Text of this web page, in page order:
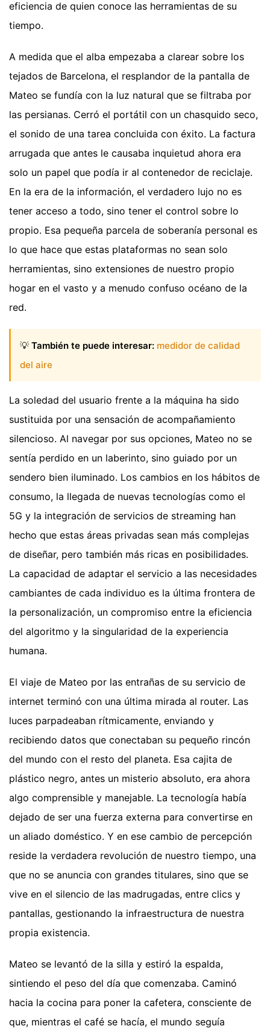
eficiencia de quien conoce las herramientas de su
tiempo.
A medida que el alba empezaba a clarear sobre los
tejados de Barcelona, el resplandor de la pantalla de
Mateo se fundía con la luz natural que se filtraba por
las persianas. Cerró el portátil con un chasquido seco,
el sonido de una tarea concluida con éxito. La factura
arrugada que antes le causaba inquietud ahora era
solo un papel que podía ir al contenedor de reciclaje.
En la era de la información, el verdadero lujo no es
tener acceso a todo, sino tener el control sobre lo
propio. Esa pequeña parcela de soberanía personal es
lo que hace que estas plataformas no sean solo
herramientas, sino extensiones de nuestro propio
hogar en el vasto y a menudo confuso océano de la
red.
💡 También te puede interesar: medidor de calidad
del aire
La soledad del usuario frente a la máquina ha sido
sustituida por una sensación de acompañamiento
silencioso. Al navegar por sus opciones, Mateo no se
sentía perdido en un laberinto, sino guiado por un
sendero bien iluminado. Los cambios en los hábitos de
consumo, la llegada de nuevas tecnologías como el
5G y la integración de servicios de streaming han
hecho que estas áreas privadas sean más complejas
de diseñar, pero también más ricas en posibilidades.
La capacidad de adaptar el servicio a las necesidades
cambiantes de cada individuo es la última frontera de
la personalización, un compromiso entre la eficiencia
del algoritmo y la singularidad de la experiencia
humana.
El viaje de Mateo por las entrañas de su servicio de
internet terminó con una última mirada al router. Las
luces parpadeaban rítmicamente, enviando y
recibiendo datos que conectaban su pequeño rincón
del mundo con el resto del planeta. Esa cajita de
plástico negro, antes un misterio absoluto, era ahora
algo comprensible y manejable. La tecnología había
dejado de ser una fuerza externa para convertirse en
un aliado doméstico. Y en ese cambio de percepción
reside la verdadera revolución de nuestro tiempo, una
que no se anuncia con grandes titulares, sino que se
vive en el silencio de las madrugadas, entre clics y
pantallas, gestionando la infraestructura de nuestra
propia existencia.
Mateo se levantó de la silla y estiró la espalda,
sintiendo el peso del día que comenzaba. Caminó
hacia la cocina para poner la cafetera, consciente de
que, mientras el café se hacía, el mundo seguía